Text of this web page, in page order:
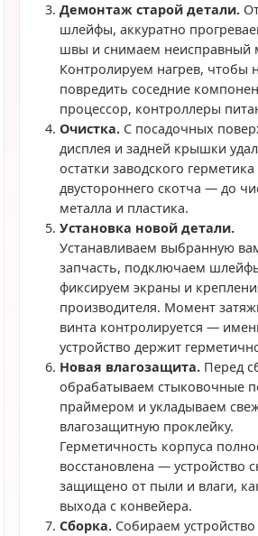
Демонтаж старой детали.
шлейфы, аккуратно
швы и снимаем неисправный
Контролируем нагрев, чтобы
повредить соседние
процессор, контроллеры
Очистка. С посадочных
дисплея и задней крышки
остатки заводского герметика
двустороннего скотча — до
металла и пластика.
Установка новой детали.
Устанавливаем выбранную
запчасть, подключаем
фиксируем экраны и
производителя. Момент
винта контролируется —
устройство держит
Новая влагозащита. Перед
обрабатываем стыковочные
праймером и укладываем
влагозащитную проклейку.
Герметичность корпуса
восстановлена — устройство
защищено от пыли и влаги,
выхода с конвейера.
Сборка. Собираем устройство